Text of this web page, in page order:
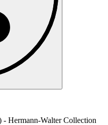
Hermann-Walter Collection